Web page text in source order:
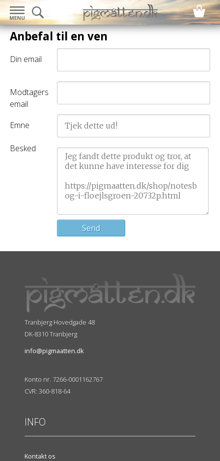
Anbefal til en ven
Din email
Modtagers
email
Emne
Besked
Tranbjerg Hovedgade 48
DK-8310 Tranbjerg
info@pigmaatten.dk
Konto nr. 7266-0001162767
CVR: 360-818-64
INFO
Kontakt os